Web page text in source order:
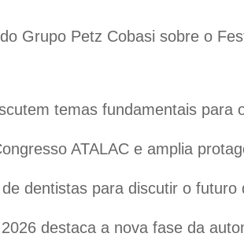
Grupo Petz Cobasi sobre o
temas fundamentais para
ATALAC e amplia
dentistas para discutir o
destaca a nova fase da